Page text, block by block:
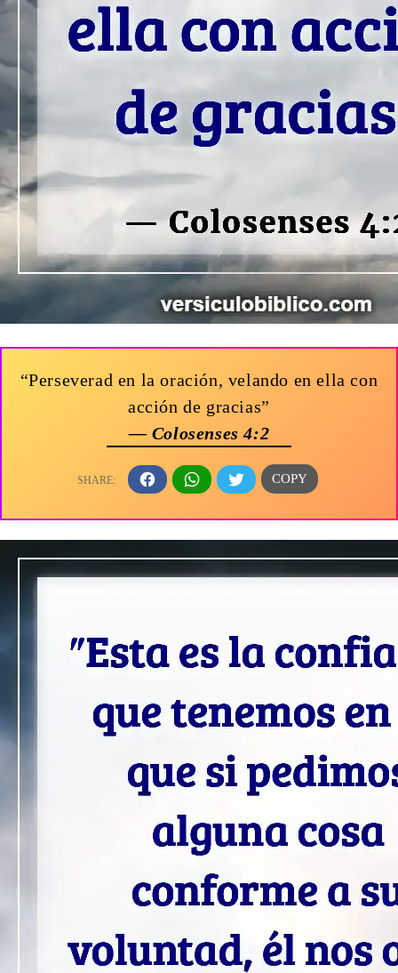
“Perseverad en la oración, velando en ella con
acción de gracias”
— Colosenses 4:2